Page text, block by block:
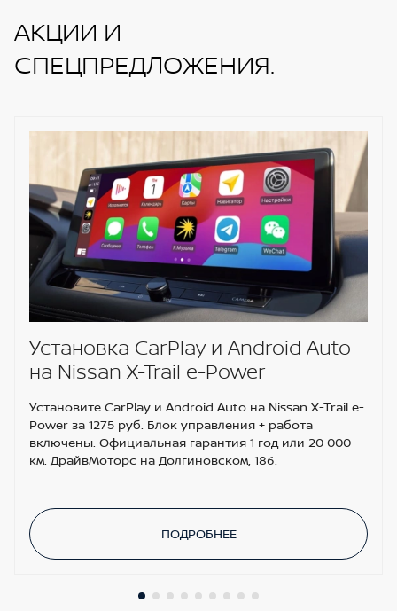
АКЦИИ И
СПЕЦПРЕДЛОЖЕНИЯ.
Установка CarPlay и Android Auto
на Nissan X-Trail e-Power
Установите CarPlay и Android Auto на Nissan X-Trail e-
Power за 1275 руб. Блок управления + работа
включены. Официальная гарантия 1 год или 20 000
км. ДрайвМоторс на Долгиновском, 186.
ПОДРОБНЕЕ